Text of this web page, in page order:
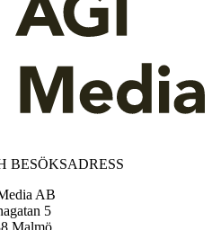
BESÖKSADRESS
AB
5